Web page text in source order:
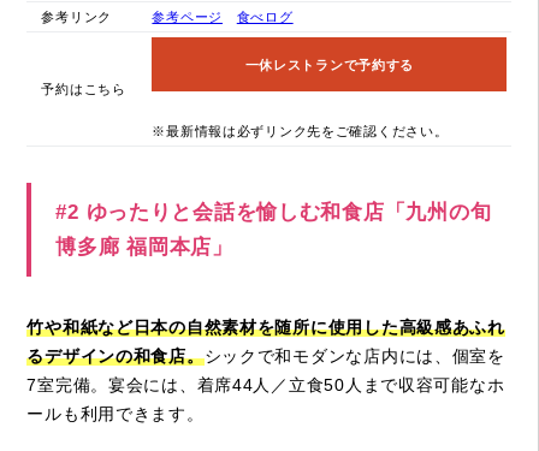
参考リンク 参考ページ 食べログ
予約はこちら
一休レストランで予約する
※最新情報は必ずリンク先をご確認ください。
#2 ゆったりと会話を愉しむ和食店「九州の旬
博多廊 福岡本店」
竹や和紙など日本の自然素材を随所に使用した高級感あふれ
るデザインの和食店。シックで和モダンな店内には、個室を
7室完備。宴会には、着席44人／立食50人まで収容可能なホ
ールも利用できます。